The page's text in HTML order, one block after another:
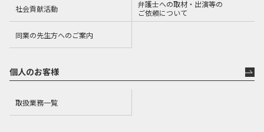
社会貢献活動
弁護士への取材・出演等の
ご依頼について
同業の先生方へのご案内
個人のお客様
取扱業務一覧